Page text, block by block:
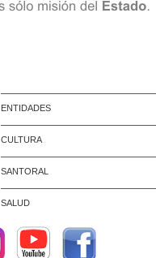
ENTIDADES
CULTURA
SANTORAL
SALUD